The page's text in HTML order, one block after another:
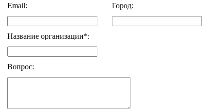
Email: Город:
Название организации*:
Вопрос: